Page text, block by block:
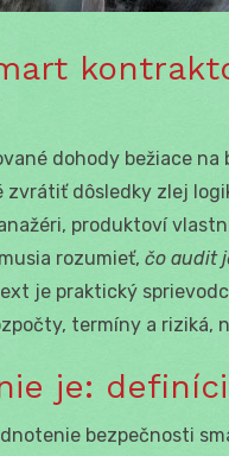
dohody bežiace na
zvrátiť dôsledky zlej
produktoví
rozumieť, čo audit
je praktický
termíny a riziká,
je:
bezpečnosti